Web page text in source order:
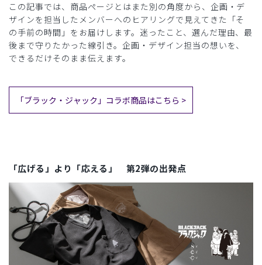
この記事では、商品ページとはまた別の角度から、企画・デ
ザインを担当したメンバーへのヒアリングで見えてきた「そ
の手前の時間」をお届けします。迷ったこと、選んだ理由、最
後まで守りたかった線引き。企画・デザイン担当の想いを、
できるだけそのまま伝えます。
「ブラック・ジャック」コラボ商品はこちら >
「広げる」より「応える」 第2弾の出発点